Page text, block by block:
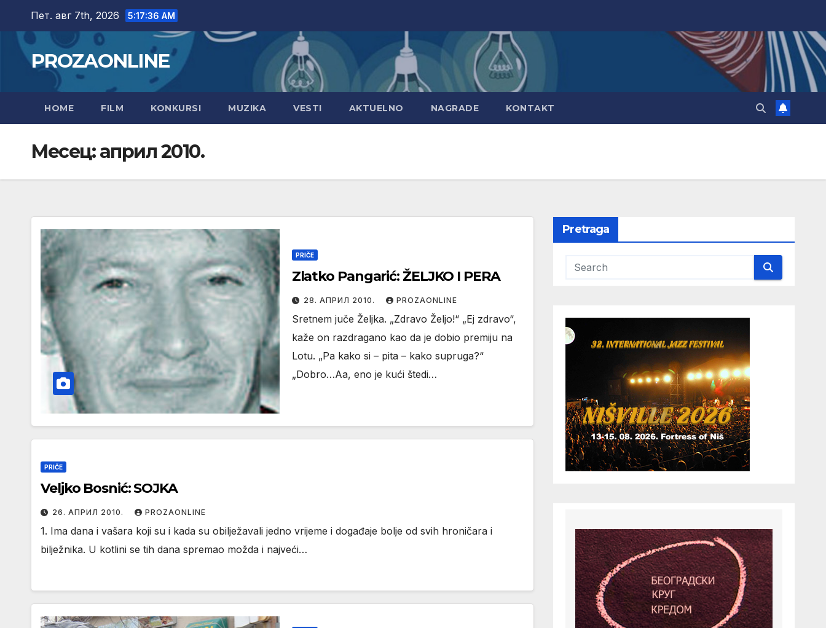
content
Пет. авг 7th, 2026 5:17:37 AM
PROZAONLINE
HOME FILM KONKURSI MUZIKA VESTI AKTUELNO NAGRADE KONTAKT
Месец:април 2010.
PRIČE
Zlatko Pangarić: ŽELJKO I PERA
28. АПРИЛ 2010. PROZAONLINE
Sretnem juče Željka. „Zdravo Željo!“ „Ej zdravo“,
kaže on razdragano kao da je dobio premiju na
Lotu. „Pa kako si – pita – kako supruga?“
„Dobro…Aa, eno je kući štedi…
PRIČE
Veljko Bosnić: SOJKA
26. АПРИЛ 2010. PROZAONLINE
1. Ima dana i vašara koji su i kada su obilježavali jedno vrijeme i događaje bolje od svih hroničara i
bilježnika. U kotlini se tih dana spremao možda i najveći…
Pretraga